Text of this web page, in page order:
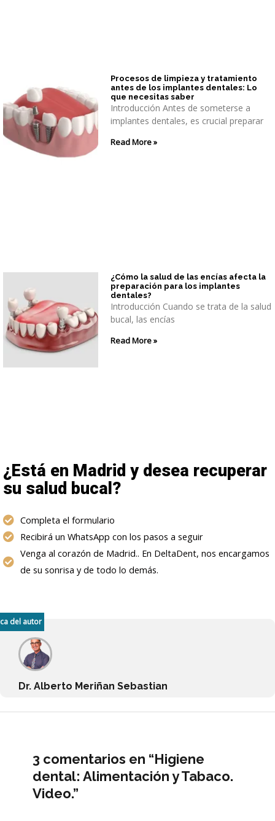
Procesos de limpieza y tratamiento
antes de los implantes dentales: Lo
que necesitas saber
Introducción Antes de someterse a
implantes dentales, es crucial preparar
Read More »
¿Cómo la salud de las encías afecta la
preparación para los implantes
dentales?
Introducción Cuando se trata de la salud
bucal, las encías
Read More »
¿Está en Madrid y desea recuperar
su salud bucal?
Completa el formulario
Recibirá un WhatsApp con los pasos a seguir
Venga al corazón de Madrid.. En DeltaDent, nos encargamos
de su sonrisa y de todo lo demás.
del autor
Dr. Alberto Meriñan Sebastian
3 comentarios en “Higiene
dental: Alimentación y Tabaco.
Video.”